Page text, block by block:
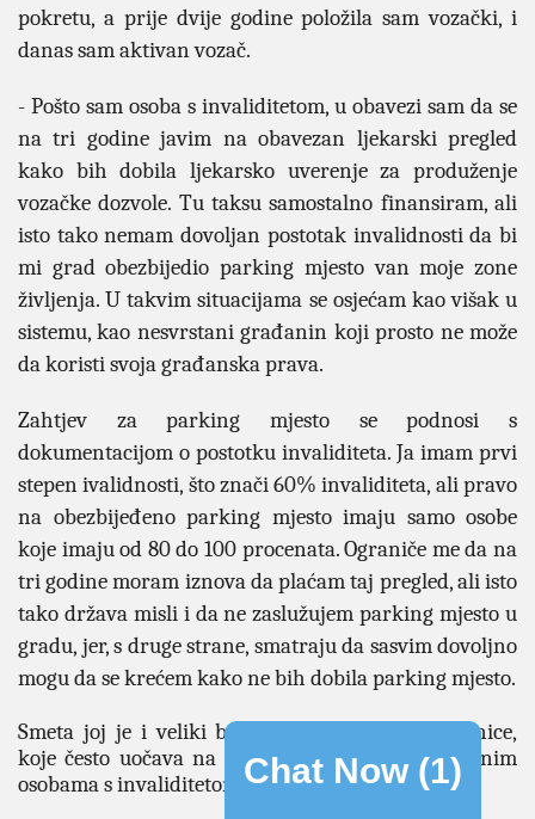
pokretu, a prije dvije godine položila sam vozački, i
danas sam aktivan vozač.
- Pošto sam osoba s invaliditetom, u obavezi sam da se
na tri godine javim na obavezan ljekarski pregled
kako bih dobila ljekarsko uverenje za produženje
vozačke dozvole. Tu taksu samostalno finansiram, ali
isto tako nemam dovoljan postotak invalidnosti da bi
mi grad obezbijedio parking mjesto van moje zone
življenja. U takvim situacijama se osjećam kao višak u
sistemu, kao nesvrstani građanin koji prosto ne može
da koristi svoja građanska prava.
Zahtjev za parking mjesto se podnosi s
dokumentacijom o postotku invaliditeta. Ja imam prvi
stepen ivalidnosti, što znači 60% invaliditeta, ali pravo
na obezbijeđeno parking mjesto imaju samo osobe
koje imaju od 80 do 100 procenata. Ograniče me da na
tri godine moram iznova da plaćam taj pregled, ali isto
tako država misli i da ne zaslužujem parking mjesto u
gradu, jer, s druge strane, smatraju da sasvim dovoljno
mogu da se krećem kako ne bih dobila parking mjesto.
Smeta joj je i veliki broj automobila bez naljepnice,
koje često uočava na parking mjestima namenjenim
osobama s invaliditetom. Chat Now (1)